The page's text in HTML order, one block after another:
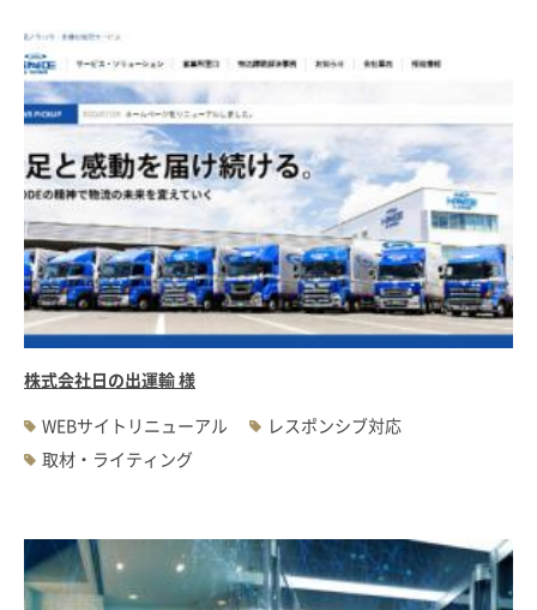
株式会社日の出運輸 様
WEBサイトリニューアル
レスポンシブ対応
取材・ライティング